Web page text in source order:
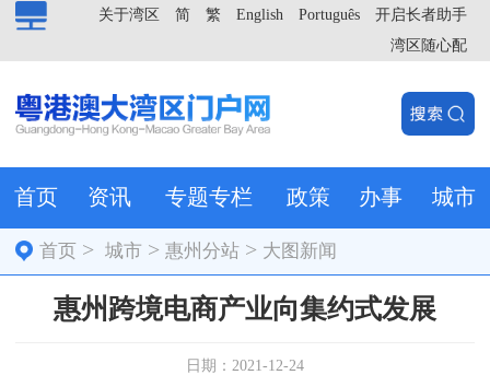
开启长者助手
Português
English
繁
简
关于湾区
湾区随心配
首页 资讯 专题专栏 政策 办事 城市
首页 >城市 >惠州分站 > 大图新闻
惠州跨境电商产业向集约式发展
日期：2021-12-24